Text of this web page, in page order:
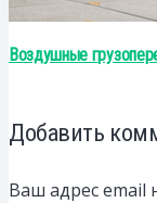
Воздушные
Добавить
Ваш адрес email